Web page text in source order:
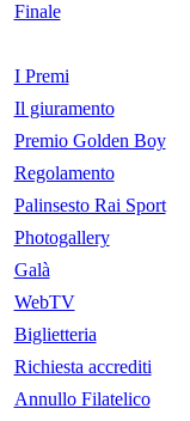
Finale
I Premi
Il giuramento
Premio Golden Boy
Regolamento
Palinsesto Rai Sport
Photogallery
Galà
WebTV
Biglietteria
Richiesta accrediti
Annullo Filatelico